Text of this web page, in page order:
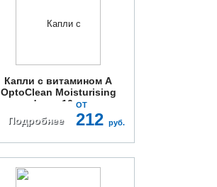
Капли с витамином A
OptoClean Moisturising
drops 10мл
Подробнее
ОТ
212 руб.